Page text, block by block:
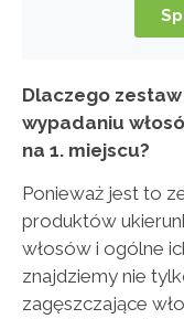
Dlaczego
wypadaniu
na 1. miejscu?
Ponieważ jest to
produktów
włosów i ogólne
znajdziemy nie
zagęszczające